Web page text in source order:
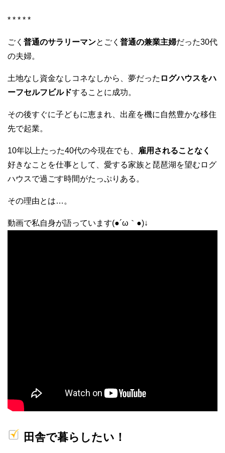
* * * * *
ごく 普通のサラリーマンとごく 普通の兼業主婦だった30代
の夫婦。
土地なし資金なしコネなしから、夢だった ログハウスをハ
ーフセルフビルドすることに成功。
その後すぐに子どもに恵まれ、出産を機に自然豊かな移住
先で起業。
10年以上たった40代の今現在でも、
雇用されることなく
好きなことを仕事として、愛する家族と琵琶湖を望むログ
ハウスで過ごす時間がたっぷりある。
その理由とは…。
動画で私自身が語っています(●´ω｀●)↓
田舎で暮らしたい！